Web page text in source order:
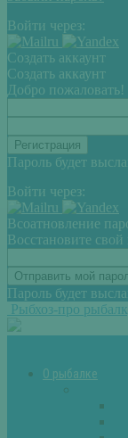
Войти через:
Создать аккаунт
Создать аккаунт
Добро пожаловать!
Пароль будет
Войти через:
Всоатновление
Восстановите свой
Пароль будет
Рыбхоз-про
О рыбалке